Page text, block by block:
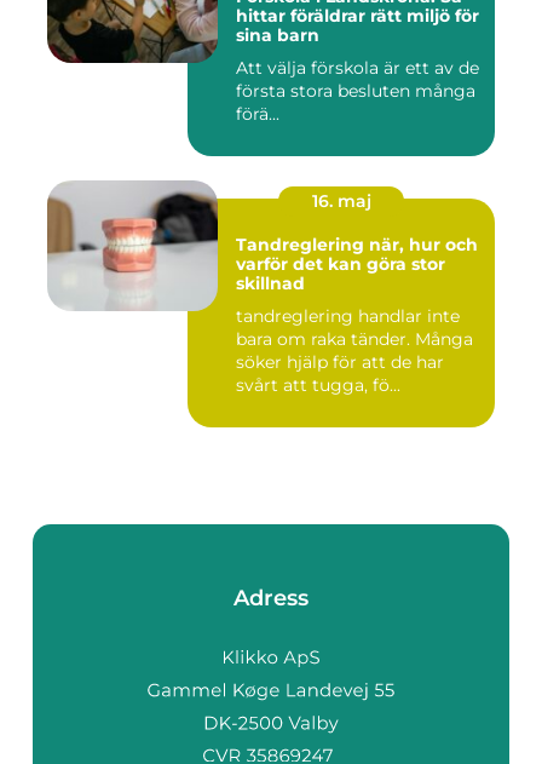
hittar föräldrar rätt miljö för
sina barn
Att välja förskola är ett av de
första stora besluten många
förä...
16. maj
Tandreglering när, hur och
varför det kan göra stor
skillnad
tandreglering handlar inte
bara om raka tänder. Många
söker hjälp för att de har
svårt att tugga, fö...
Adress